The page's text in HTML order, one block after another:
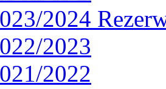
2024
2023
2022